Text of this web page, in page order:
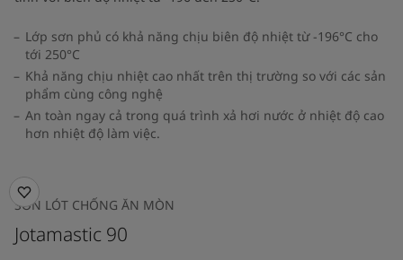
Lớp sơn phủ có khả năng chịu biên độ nhiệt từ -196°C cho
tới 250°C
Khả năng chịu nhiệt cao nhất trên thị trường so với các sản
phẩm cùng công nghệ
An toàn ngay cả trong quá trình xả hơi nước ở nhiệt độ cao
hơn nhiệt độ làm việc.
SƠN LÓT CHỐNG ĂN MÒN
Jotamastic 90